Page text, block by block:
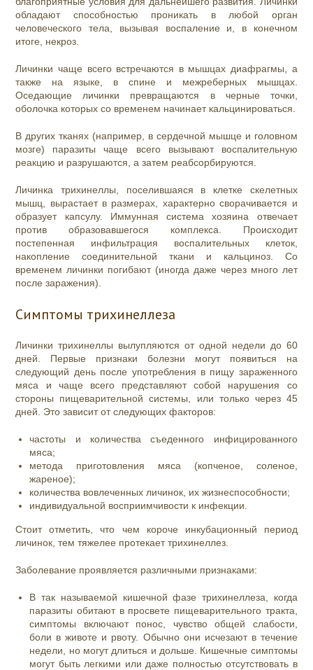
обладают способностью проникать в любой орган
человеческого тела, вызывая воспаление и, в конечном
итоге, некроз.
Личинки чаще всего встречаются в мышцах диафрагмы, а
также на языке, в спине и межреберных мышцах.
Оседающие личинки превращаются в черные точки,
оболочка которых со временем начинает кальцинироваться.
В других тканях (например, в сердечной мышце и головном
мозге) паразиты чаще всего вызывают воспалительную
реакцию и разрушаются, а затем реабсорбируются.
Личинка трихинеллы, поселившаяся в клетке скелетных
мышц, вырастает в размерах, характерно сворачивается и
образует капсулу. Иммунная система хозяина отвечает
против образовавшегося комплекса. Происходит
постепенная инфильтрация воспалительных клеток,
накопление соединительной ткани и кальциноз. Со
временем личинки погибают (иногда даже через много лет
после заражения).
Симптомы трихинеллеза
Личинки трихинеллы вылупляются от одной недели до 60
дней. Первые признаки болезни могут появиться на
следующий день после употребления в пищу зараженного
мяса и чаще всего представляют собой нарушения со
стороны пищеварительной системы, или только через 45
дней. Это зависит от следующих факторов:
частоты и количества съеденного инфицированного
мяса;
метода приготовления мяса (копченое, соленое,
жареное);
количества вовлеченных личинок, их жизнеспособности;
индивидуальной восприимчивости к инфекции.
Стоит отметить, что чем короче инкубационный период
личинок, тем тяжелее протекает трихинеллез.
Заболевание проявляется различными признаками:
В так называемой кишечной фазе трихинеллеза, когда
паразиты обитают в просвете пищеварительного тракта,
симптомы включают понос, чувство общей слабости,
боли в животе и рвоту. Обычно они исчезают в течение
недели, но могут длиться и дольше. Кишечные симптомы
могут быть легкими или даже полностью отсутствовать в